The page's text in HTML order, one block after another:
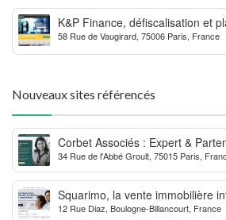
K&P Finance, défiscalisation et
58 Rue de Vaugirard, 75006 Paris, France
Nouveaux sites référencés
Corbet Associés : Expert &
d’Entreprise
34 Rue de l'Abbé Groult, 75015 Paris,
Squarimo, la vente immobilière
dynamise les transactions
12 Rue Diaz, Boulogne-Billancourt, France